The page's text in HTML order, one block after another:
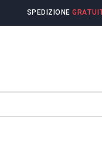
SPEDIZIONE